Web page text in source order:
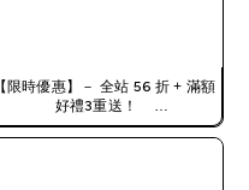
【限時優惠】－ 全站 56 折 + 滿額
好禮3重送！
使用優惠碼，獲得額外折扣：